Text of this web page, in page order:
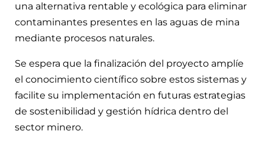
una alternativa rentable y ecológica para eliminar
contaminantes presentes en las aguas de mina
mediante procesos naturales.
Se espera que la finalización del proyecto amplíe
el conocimiento científico sobre estos sistemas y
facilite su implementación en futuras estrategias
de sostenibilidad y gestión hídrica dentro del
sector minero.